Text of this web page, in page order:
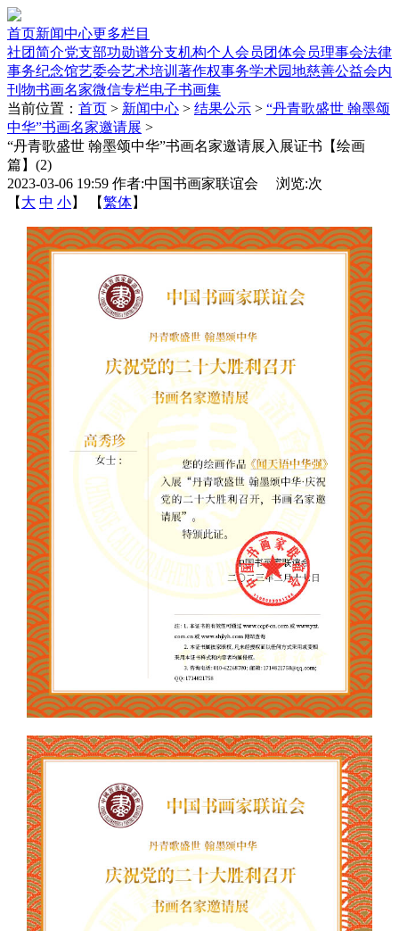
首页新闻中心更多栏目
社团简介党支部功勋谱分支机构个人会员团体会员理事会法律
事务纪念馆艺委会艺术培训 著作权事务学术园地慈善公益会内
刊物书画名家微信专栏电子书画集
当前位置： 首页 > 新闻中心 > 结果公示 > “丹青歌盛世 翰墨颂
中华”书画名家邀请展 >
“丹青歌盛世 翰墨颂中华”书画名家邀请展入展证书【绘画
篇】(2)
2023-03-06 19:59 作者:中国书画家联谊会 浏览:次
【 大 中 小】 【繁体】